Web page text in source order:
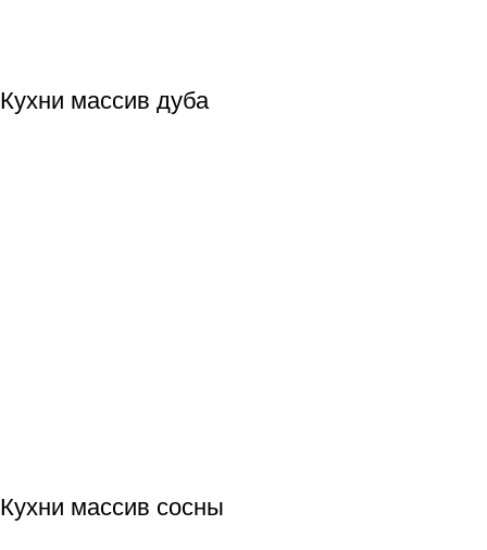
Кухни массив дуба
Кухни массив сосны